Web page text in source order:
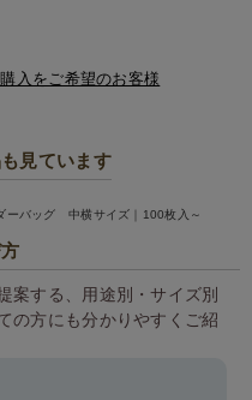
入をご希望のお客様
見ています
ーバッグ 中横サイズ｜100枚入～
案する、用途別・サイズ別
の方にも分かりやすくご紹